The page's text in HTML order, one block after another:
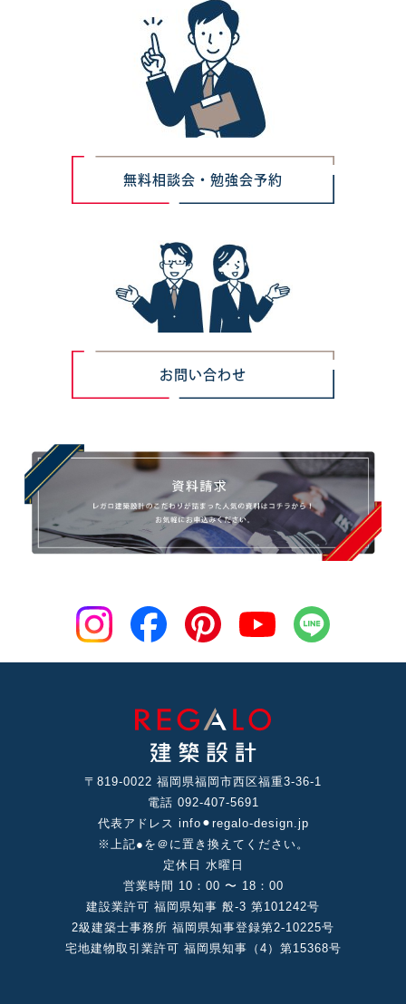
無料相談会・勉強会予約
お問い合わせ
〒819-0022 福岡県福岡市⻄区福重3-36-1
電話 092-407-5691
代表アドレス info⚫︎regalo-design.jp
※上記●を＠に置き換えてください。
定休⽇ ⽔曜⽇
営業時間 10：00 〜 18：00
建設業許可 福岡県知事 般-3 第101242号
2級建築⼠事務所 福岡県知事登録第2-10225号
宅地建物取引業許可 福岡県知事（4）第15368号